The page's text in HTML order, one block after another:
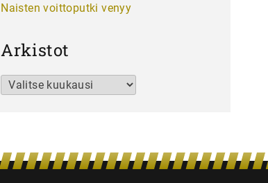
Naisten voittoputki venyy
Arkistot
Arkistot